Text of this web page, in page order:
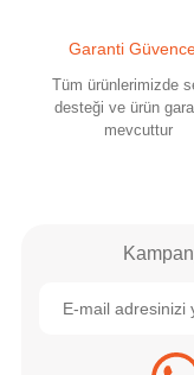
Garanti
Tüm ürünlerimizde
desteği ve ürün
mevcuttur